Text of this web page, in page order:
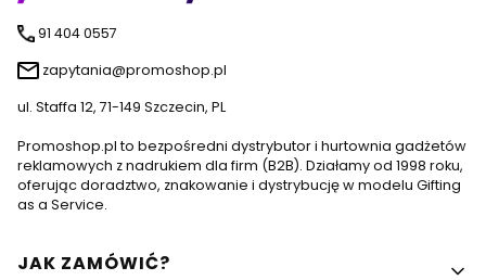
91 404 0557
zapytania@promoshop.pl
ul. Staffa 12, 71-149 Szczecin, PL
Promoshop.pl to bezpośredni dystrybutor i hurtownia gadżetów
reklamowych z nadrukiem dla firm (B2B). Działamy od 1998 roku,
oferując doradztwo, znakowanie i dystrybucję w modelu Gifting
as a Service.
Linki w stopce
JAK ZAMÓWIĆ?